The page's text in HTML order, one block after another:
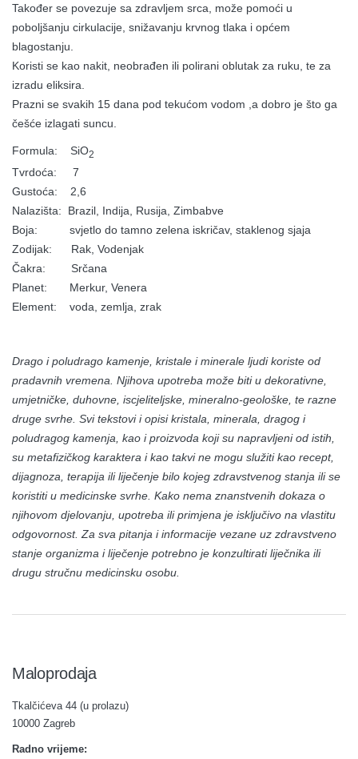
Također se povezuje sa zdravljem srca, može pomoći u
poboljšanju cirkulacije, snižavanju krvnog tlaka i općem
blagostanju.
Koristi se kao nakit, neobrađen ili polirani oblutak za ruku, te za
izradu eliksira.
Prazni se svakih 15 dana pod tekućom vodom ,a dobro je što ga
češće izlagati suncu.
Formula: SiO2
Tvrdoća: 7
Gustoća: 2,6
Nalazišta: Brazil, Indija, Rusija, Zimbabve
Boja: svjetlo do tamno zelena iskričav, staklenog sjaja
Zodijak: Rak, Vodenjak
Čakra: Srčana
Planet: Merkur, Venera
Element: voda, zemlja, zrak
Drago i poludrago kamenje, kristale i minerale ljudi koriste od
pradavnih vremena. Njihova upotreba može biti u dekorativne,
umjetničke, duhovne, iscjeliteljske, mineralno-geološke, te razne
druge svrhe. Svi tekstovi i opisi kristala, minerala, dragog i
poludragog kamenja, kao i proizvoda koji su napravljeni od istih,
su metafizičkog karaktera i kao takvi ne mogu služiti kao recept,
dijagnoza, terapija ili liječenje bilo kojeg zdravstvenog stanja ili se
koristiti u medicinske svrhe. Kako nema znanstvenih dokaza o
njihovom djelovanju, upotreba ili primjena je isključivo na vlastitu
odgovornost. Za sva pitanja i informacije vezane uz zdravstveno
stanje organizma i liječenje potrebno je konzultirati liječnika ili
drugu stručnu medicinsku osobu.
Maloprodaja
Tkalčićeva 44 (u prolazu)
10000 Zagreb
Radno vrijeme: